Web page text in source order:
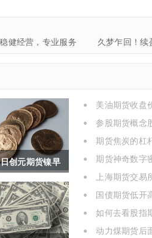
健经营，专业服务
创元期货镍早
货长期趋势)
美油期货收盘
参股期货概念
进场什么意思)
期货焦炭的杠
期货神奇数字
上海期货交
年是多少)
国债期货低开
如何去看股指
动力煤期货后